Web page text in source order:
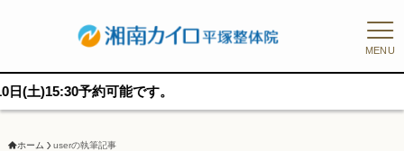
MENU
予約可能です。
ホーム userの執筆記事